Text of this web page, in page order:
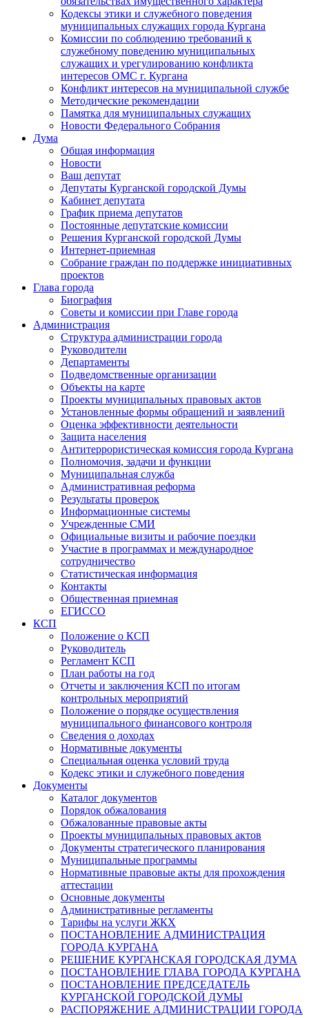
Кодексы этики и служебного поведения
муниципальных служащих города Кургана
Комиссии по соблюдению требований к
служебному поведению муниципальных
служащих и урегулированию конфликта
интересов ОМС г. Кургана
Конфликт интересов на муниципальной службе
Методические рекомендации
Памятка для муниципальных служащих
Новости Федерального Cобрания
Дума
Общая информация
Новости
Ваш депутат
Депутаты Курганской городской Думы
Кабинет депутата
График приема депутатов
Постоянные депутатские комиссии
Решения Курганской городской Думы
Интернет-приемная
Собрание граждан по поддержке инициативных
проектов
Глава города
Биография
Советы и комиссии при Главе города
Администрация
Структура администрации города
Руководители
Департаменты
Подведомственные организации
Объекты на карте
Проекты муниципальных правовых актов
Установленные формы обращений и заявлений
Оценка эффективности деятельности
Защита населения
Антитеррористическая комиссия города Кургана
Полномочия, задачи и функции
Муниципальная служба
Административная реформа
Результаты проверок
Информационные системы
Учрежденные СМИ
Официальные визиты и рабочие поездки
Участие в программах и международное
сотрудничество
Статистическая информация
Контакты
Общественная приемная
ЕГИССО
КСП
Положение о КСП
Руководитель
Регламент КСП
План работы на год
Отчеты и заключения КСП по итогам
контрольных мероприятий
Положение о порядке осуществления
муниципального финансового контроля
Сведения о доходах
Нормативные документы
Специальная оценка условий труда
Кодекс этики и служебного поведения
Документы
Каталог документов
Порядок обжалования
Обжалованные правовые акты
Проекты муниципальных правовых актов
Документы стратегического планирования
Муниципальные программы
Нормативные правовые акты для прохождения
аттестации
Основные документы
Административные регламенты
Тарифы на услуги ЖКХ
ПОСТАНОВЛЕНИЕ АДМИНИСТРАЦИЯ
ГОРОДА КУРГАНА
РЕШЕНИЕ КУРГАНСКАЯ ГОРОДСКАЯ ДУМА
ПОСТАНОВЛЕНИЕ ГЛАВА ГОРОДА КУРГАНА
ПОСТАНОВЛЕНИЕ ПРЕДСЕДАТЕЛЬ
КУРГАНСКОЙ ГОРОДСКОЙ ДУМЫ
РАСПОРЯЖЕНИЕ АДМИНИСТРАЦИИ ГОРОДА